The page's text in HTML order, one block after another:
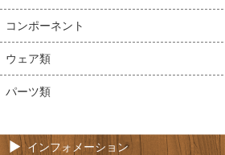
コンポーネント
ウェア類
パーツ類
インフォメーション